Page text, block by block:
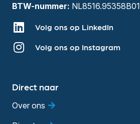
BTW-nummer: NL8516.95358B01
Volg ons op LinkedIn
Volg ons op Instagram
Direct naar
Over ons